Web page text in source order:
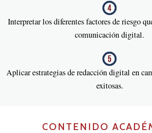
Interpretar los diferentes factores de riesgo
comunicación digital.
Aplicar estrategias de redacción digital en
exitosas.
CONTENIDO